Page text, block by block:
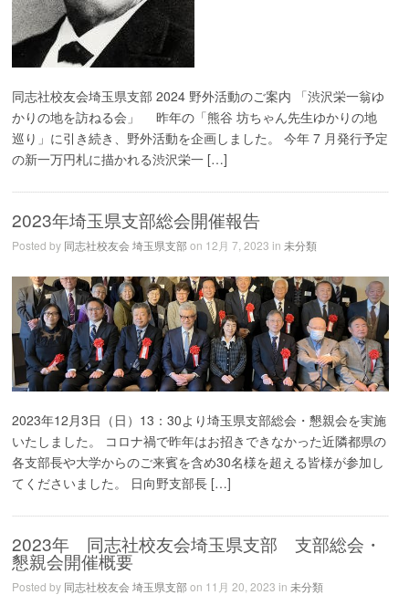
同志社校友会埼玉県支部 2024 野外活動のご案内 「渋沢栄一翁ゆ
かりの地を訪ねる会」 昨年の「熊谷 坊ちゃん先生ゆかりの地
巡り」に引き続き、野外活動を企画しました。 今年 7 月発行予定
の新一万円札に描かれる渋沢栄一 […]
2023年埼玉県支部総会開催報告
Posted by 同志社校友会 埼玉県支部on 12月 7, 2023 in未分類
2023年12月3日（日）13：30より埼玉県支部総会・懇親会を実施
いたしました。 コロナ禍で昨年はお招きできなかった近隣都県の
各支部長や大学からのご来賓を含め30名様を超える皆様が参加し
てくださいました。 日向野支部長 […]
2023年 同志社校友会埼玉県支部 支部総会・
懇親会開催概要
Posted by 同志社校友会 埼玉県支部on 11月 20, 2023 in未分類